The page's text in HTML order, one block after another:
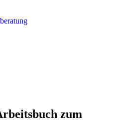
zum